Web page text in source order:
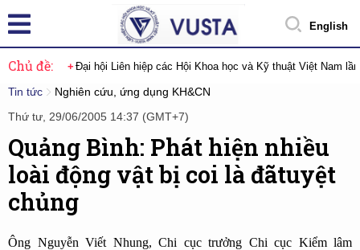
English
Chủ đề: Đại hội Liên hiệp các Hội Khoa học và Kỹ thuật Việt Nam
Tin tức
Nghiên cứu, ứng dụng KH&CN
Thứ tư, 29/06/2005 14:37 (GMT+7)
Quảng Bình: Phát hiện nhiều
loài động vật bị coi là đãtuyệt
chủng
Ông Nguyễn Viết Nhung, Chi cục trưởng Chi cục Kiểm lâm